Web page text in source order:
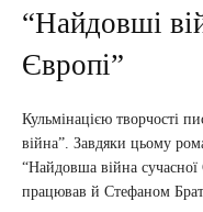
“Найдовші
Європі”
Кульмінацією творчості
війна”. Завдяки цьому
“Найдовша війна
працював й Стефаном